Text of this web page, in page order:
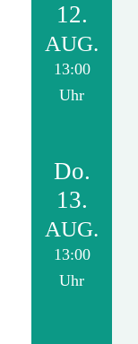
12.
AUG.
13:00
Uhr
Do.
13.
AUG.
13:00
Uhr